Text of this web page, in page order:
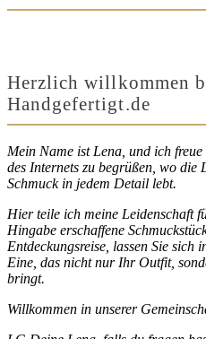
Herzlich willkommen
Handgefertigt.de
Mein Name ist Lena, und ich
des Internets zu begrüßen, wo die
Schmuck in jedem Detail lebt.
Hier teile ich meine Leidenschaft
Hingabe erschaffene
Entdeckungsreise, lassen Sie sich
Eine, das nicht nur Ihr Outfit,
bringt.
Willkommen in unserer